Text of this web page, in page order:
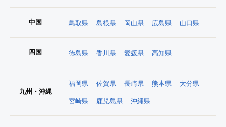
中国 鳥取県 島根県 岡山県 広島県 山口県
四国 徳島県 香川県 愛媛県 高知県
九州・沖縄
福岡県 佐賀県 長崎県 熊本県 大分県
宮崎県 鹿児島県 沖縄県